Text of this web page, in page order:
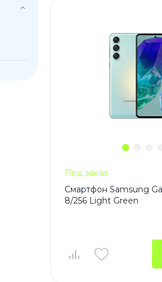
iPhone 12
iPhone 11
iPhone SE
X Series
Под заказ
Смартфон Samsung
8/256 Light Green